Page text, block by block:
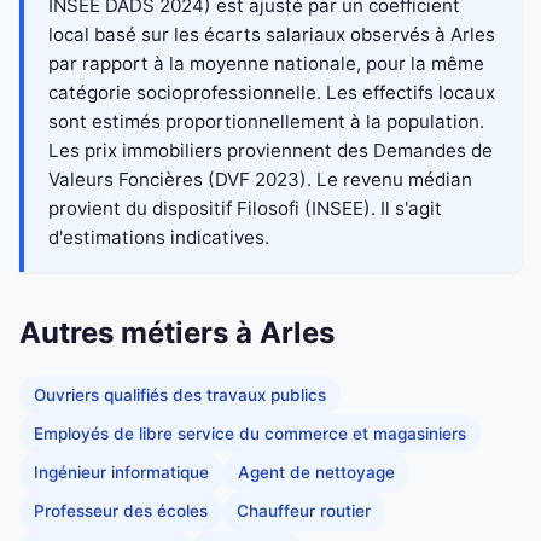
INSEE DADS 2024) est ajusté par un coefficient
local basé sur les écarts salariaux observés à Arles
par rapport à la moyenne nationale, pour la même
catégorie socioprofessionnelle. Les effectifs locaux
sont estimés proportionnellement à la population.
Les prix immobiliers proviennent des Demandes de
Valeurs Foncières (DVF 2023). Le revenu médian
provient du dispositif Filosofi (INSEE). Il s'agit
d'estimations indicatives.
Autres métiers à Arles
Ouvriers qualifiés des travaux publics
Employés de libre service du commerce et magasiniers
Ingénieur informatique Agent de nettoyage
Professeur des écoles Chauffeur routier